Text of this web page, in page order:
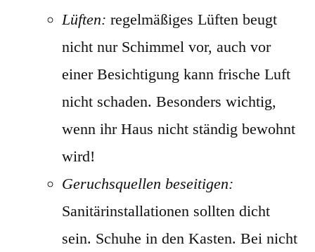
Lüften: regelmäßiges Lüften beugt
nicht nur Schimmel vor, auch vor
einer Besichtigung kann frische Luft
nicht schaden. Besonders wichtig,
wenn ihr Haus nicht ständig bewohnt
wird!
Geruchsquellen beseitigen:
Sanitärinstallationen sollten dicht
sein. Schuhe in den Kasten. Bei nicht